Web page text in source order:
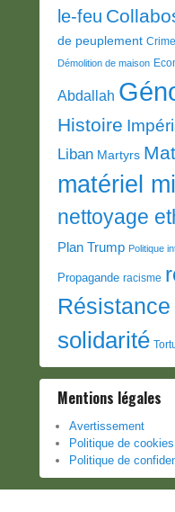
le-feu
de peuplement
Démolition de maison
Abdallah
Histoire
Liban Martyrs
matériel
nettoyage
Plan Trump Politique
Propagande racisme
Résistance
solidarité
Mentions légales
Avertissement
Politique de
Politique de